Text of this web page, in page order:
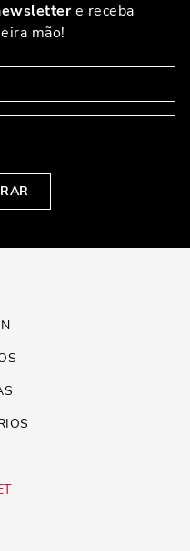
e receba
mão!